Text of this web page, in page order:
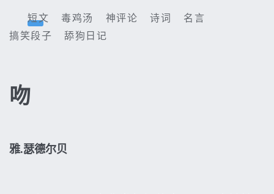
短文 毒鸡汤 神评论 诗词
名言
搞笑段子
舔狗日记
吻
雅.瑟德尔贝